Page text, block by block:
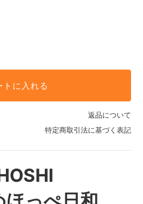
トに入れる
返品について
特定商取引法に基づく表記